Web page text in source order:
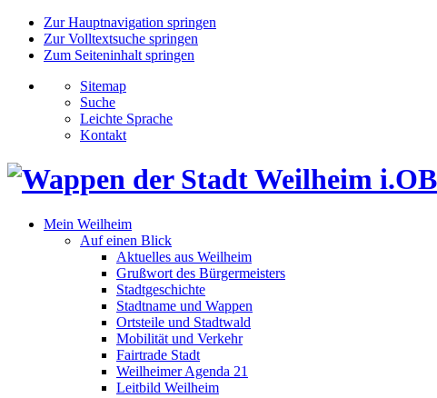
Zur Hauptnavigation springen
Zur Volltextsuche springen
Zum Seiteninhalt springen
Sitemap
Suche
Leichte Sprache
Kontakt
Mein Weilheim
Auf einen Blick
Aktuelles aus Weilheim
Grußwort des Bürgermeisters
Stadtgeschichte
Stadtname und Wappen
Ortsteile und Stadtwald
Mobilität und Verkehr
Fairtrade Stadt
Weilheimer Agenda 21
Leitbild Weilheim